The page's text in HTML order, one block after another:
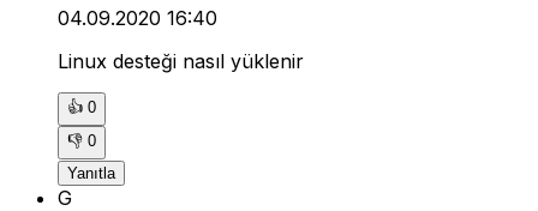
04.09.2020 16:40
Linux desteği nasıl yüklenir
👍 0
👎 0
Yanıtla
G